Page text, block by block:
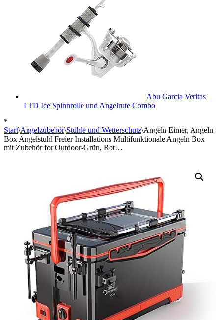
Abu Garcia Veritas
LTD Ice Spinnrolle und Angelrute Combo
*
Start\Angelzubehör\Stühle und Wetterschutz\Angeln Eimer, Angeln
Box Angelstuhl Freier Installations Multifunktionale Angeln Box
mit Zubehör for Outdoor-Grün, Rot…